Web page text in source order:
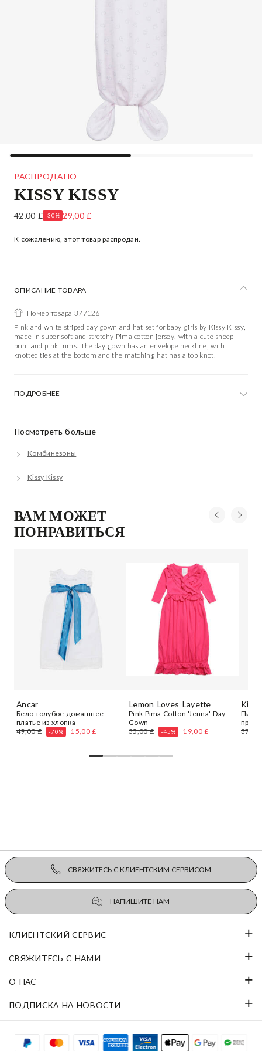
РАСПРОДАНО
KISSY KISSY
КОМПЛЕКТ ИЗ ПЛАТЬЯ И ШАПОЧКИ С ОВЕЧКАМИ
42,00 £ -30% 29,00 £
К сожалению, этот товар распродан.
Посмотреть больше
Комбинезоны
Kissy Kissy
ОПИСАНИЕ ТОВАРА
Номер товара 377126
Pink and white striped day gown and hat set for baby girls by Kissy Kissy,
made in super soft and stretchy Pima cotton jersey, with a cute sheep
print and pink trims. The day gown has an envelope neckline, with
knotted ties at the bottom and the matching hat has a top knot.
ПОДРОБНЕЕ
ВАМ МОЖЕТ
ПОНРАВИТЬСЯ
Ancar
Бело-голубое домашнее
платье из хлопка
49,00 £
-70% 15,00 £
Lemon Loves Layette
Pink Pima Cotton 'Jenna' Day
Gown
35,00 £
-45% 19,00 £
37,00
СВЯЖИТЕСЬ С КЛИЕНТСКИМ СЕРВИСОМ
НАПИШИТЕ НАМ
КЛИЕНТСКИЙ СЕРВИС
СВЯЖИТЕСЬ С НАМИ
О НАС
ПОДПИСКА НА НОВОСТИ